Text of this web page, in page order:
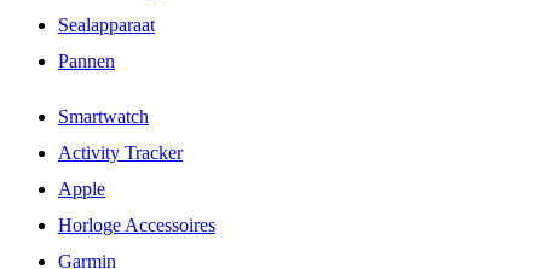
Sealapparaat
Pannen
Smartwatch
Activity Tracker
Apple
Horloge Accessoires
Garmin